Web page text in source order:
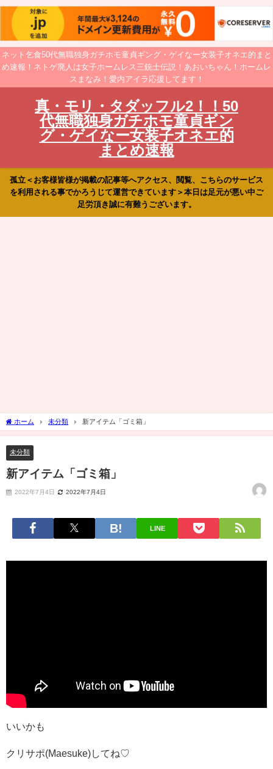
ネット乞食50代無職独身ガチホモ童貞ギング・ゲイなー女装子オネエ的まと
め速報！ネトゲ廃人は女子ホームレス三銃士伝説！あおいちゃん！ホームレ
スまなみ！愛内アイラ応援してます！
真・モリ・タダッフル2！！50
代無職独身ガチホモ童貞ギン
グ・ゲイなー女装子オネエ的
まとめ速報
孤立＜お客様皆様が掲載の記事等へアクセス、閲覧、こちらのサービス
を利用される事でかろうじて運営できています＞本日は足元が悪い中ご
足労頂き誠に有難うございます。
ホーム 未分類 新アイテム「ゴミ箱」
未分類
新アイテム「ゴミ箱」
2022年7月4日 2022年7月4日
LINE
いいかも
クリサポ(Maesuke)してね♡